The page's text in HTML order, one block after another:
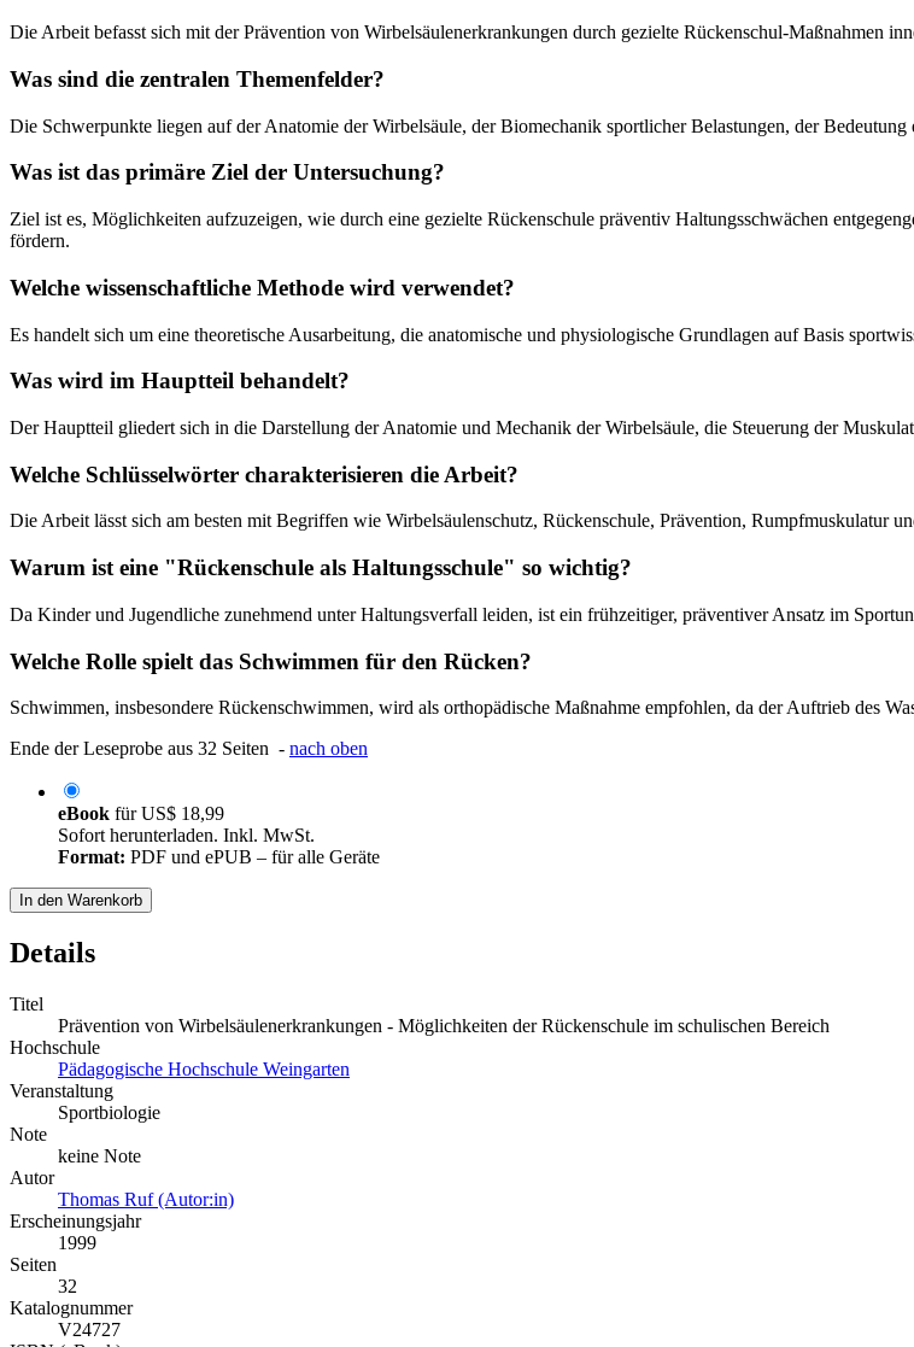
Die Arbeit befasst sich mit der Prävention von Wirbelsäulenerkrankungen durch gezielte Rückenschul-Maßnahmen
Was sind die zentralen Themenfelder?
Die Schwerpunkte liegen auf der Anatomie der Wirbelsäule, der Biomechanik sportlicher Belastungen, der
Was ist das primäre Ziel der Untersuchung?
Ziel ist es, Möglichkeiten aufzuzeigen, wie durch eine gezielte Rückenschule präventiv Haltungsschwächen
fördern.
Welche wissenschaftliche Methode wird verwendet?
Es handelt sich um eine theoretische Ausarbeitung, die anatomische und physiologische Grundlagen auf Basis
Was wird im Hauptteil behandelt?
Der Hauptteil gliedert sich in die Darstellung der Anatomie und Mechanik der Wirbelsäule, die Steuerung der
Welche Schlüsselwörter charakterisieren die Arbeit?
Die Arbeit lässt sich am besten mit Begriffen wie Wirbelsäulenschutz, Rückenschule, Prävention, Rumpfmuskulatur
Warum ist eine "Rückenschule als Haltungsschule" so wichtig?
Da Kinder und Jugendliche zunehmend unter Haltungsverfall leiden, ist ein frühzeitiger, präventiver Ansatz im
Welche Rolle spielt das Schwimmen für den Rücken?
Schwimmen, insbesondere Rückenschwimmen, wird als orthopädische Maßnahme empfohlen, da der Auftrieb des
Ende der Leseprobe aus 32 Seiten - nach oben
eBook fürUS$ 18,99
Sofort herunterladen. Inkl. MwSt.
Format: PDF und ePUB – für alle Geräte
In den Warenkorb
Details
Titel
Prävention von Wirbelsäulenerkrankungen - Möglichkeiten der Rückenschule im schulischen Bereich
Hochschule
Pädagogische Hochschule Weingarten
Veranstaltung
Sportbiologie
Note
keine Note
Autor
Thomas Ruf (Autor:in)
Erscheinungsjahr
1999
Seiten
32
Katalognummer
V24727